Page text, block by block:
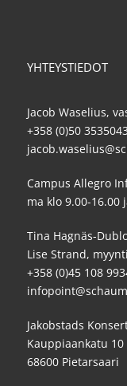
YHTEYSTIEDOT
Jacob Waselius,
+358 (0)50 3535043
Campus Allegro
ma klo 9.00-16.00
Tina Hagnäs-
Lise Strand,
+358 (0)45 108
Jakobstads
Kauppiaankatu 10
68600 Pietarsaari